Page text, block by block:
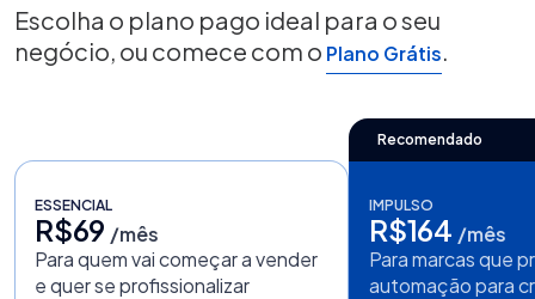
Escolha o plano pago ideal para o seu
negócio, ou comece com o Plano Grátis.
ESSENCIAL
R$69 /mês
Para quem vai começar a vender
e quer se profissionalizar
Recomendado
IMPULSO
R$164 /mês
Para marcas que
automação para